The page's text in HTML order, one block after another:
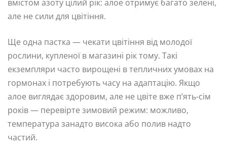
вмістом азоту цілий рік: алое отримує багато зелені,
але не сили для цвітіння.
Ще одна пастка — чекати цвітіння від молодої
рослини, купленої в магазині рік тому. Такі
екземпляри часто вирощені в тепличних умовах на
гормонах і потребують часу на адаптацію. Якщо
алое виглядає здоровим, але не цвіте вже п’ять-сім
років — перевірте зимовий режим: можливо,
температура занадто висока або полив надто
частий.